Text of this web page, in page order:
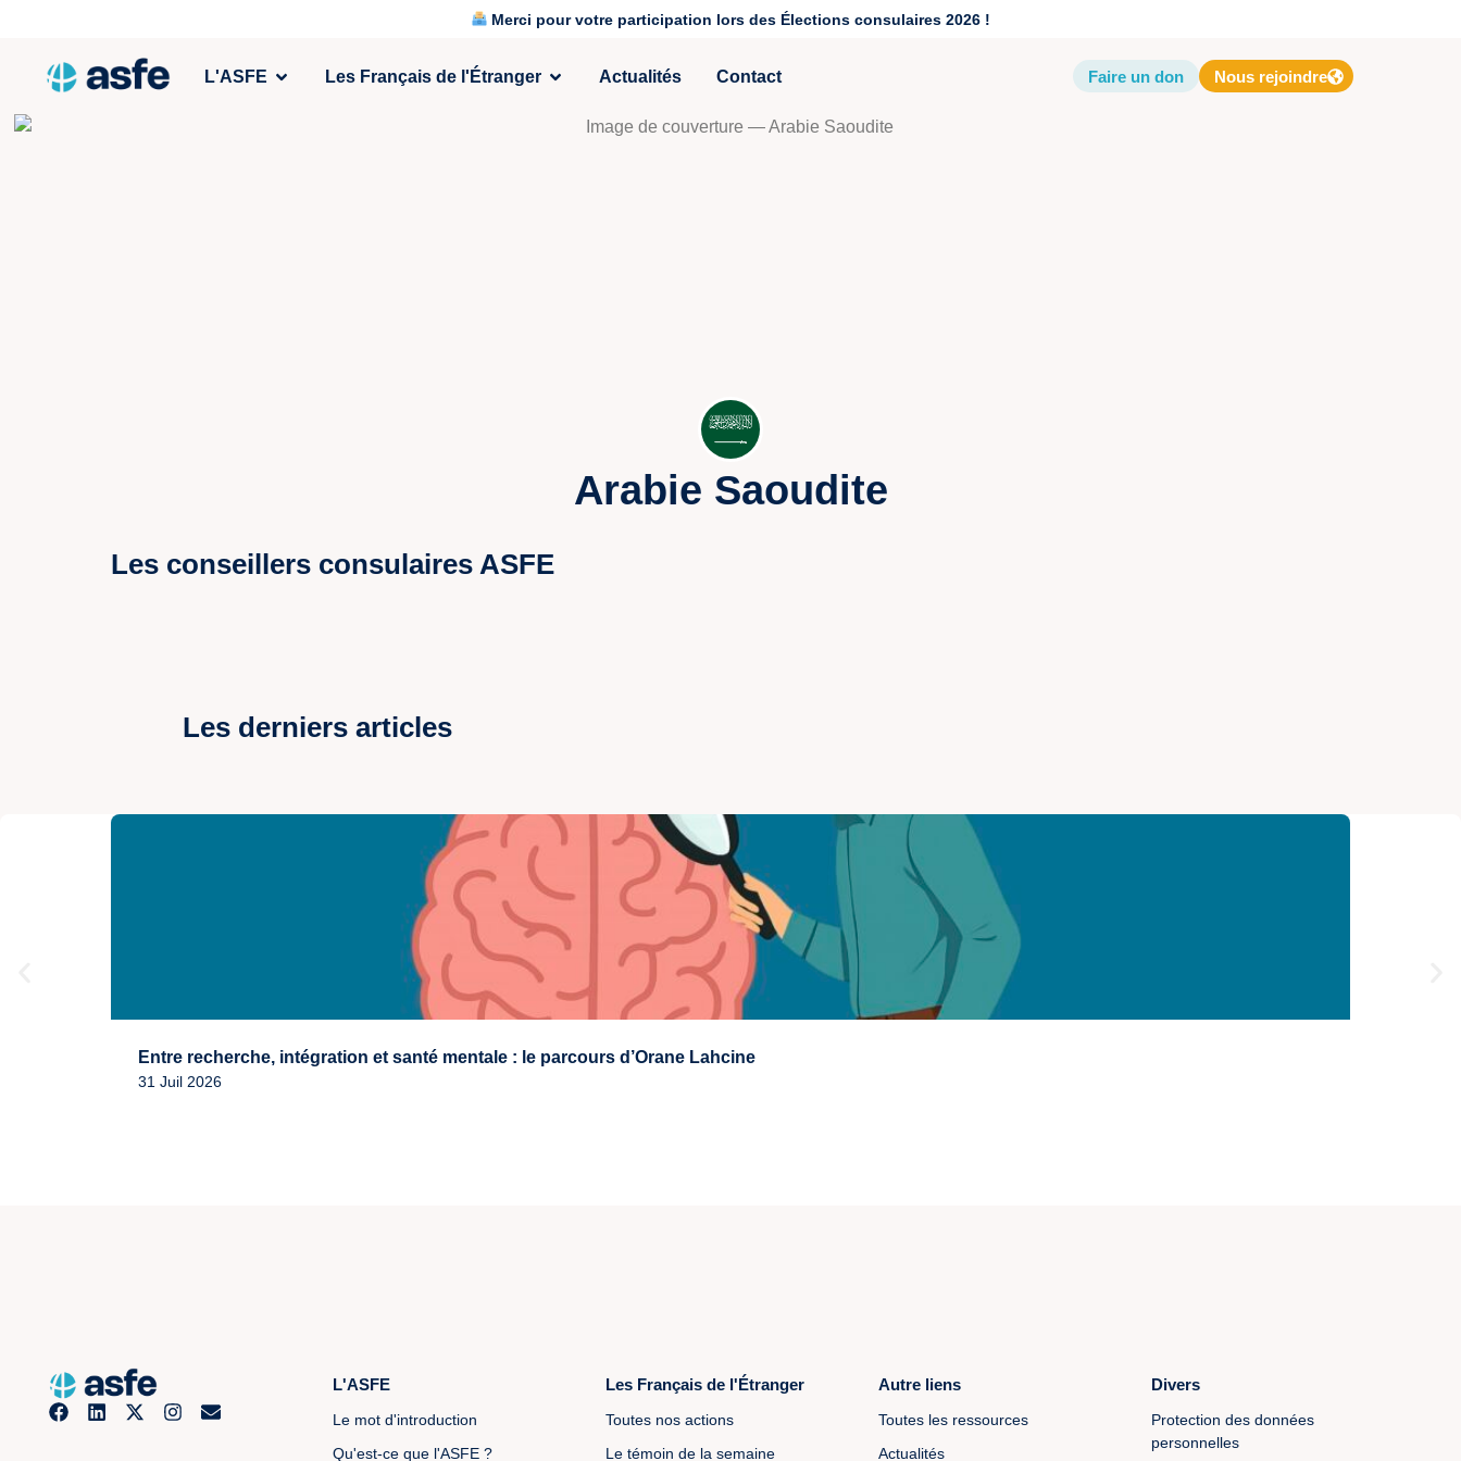
Merci pour votre participation lors des Élections consulaires 2026 !
L'ASFE Les Français de l'Étranger Actualités Contact Faire un don Nous rejoindre
Arabie Saoudite
Les conseillers consulaires ASFE
Les derniers articles
Entre recherche, intégration et santé mentale : le parcours d’Orane Lahcine
31 Juil 2026
L'ASFE
Le mot d'introduction
Qu'est-ce que l'ASFE ?
Les Français de l'Étranger
Toutes nos actions
Le témoin de la semaine
Autre liens
Toutes les ressources
Actualités
Divers
Protection des données
personnelles